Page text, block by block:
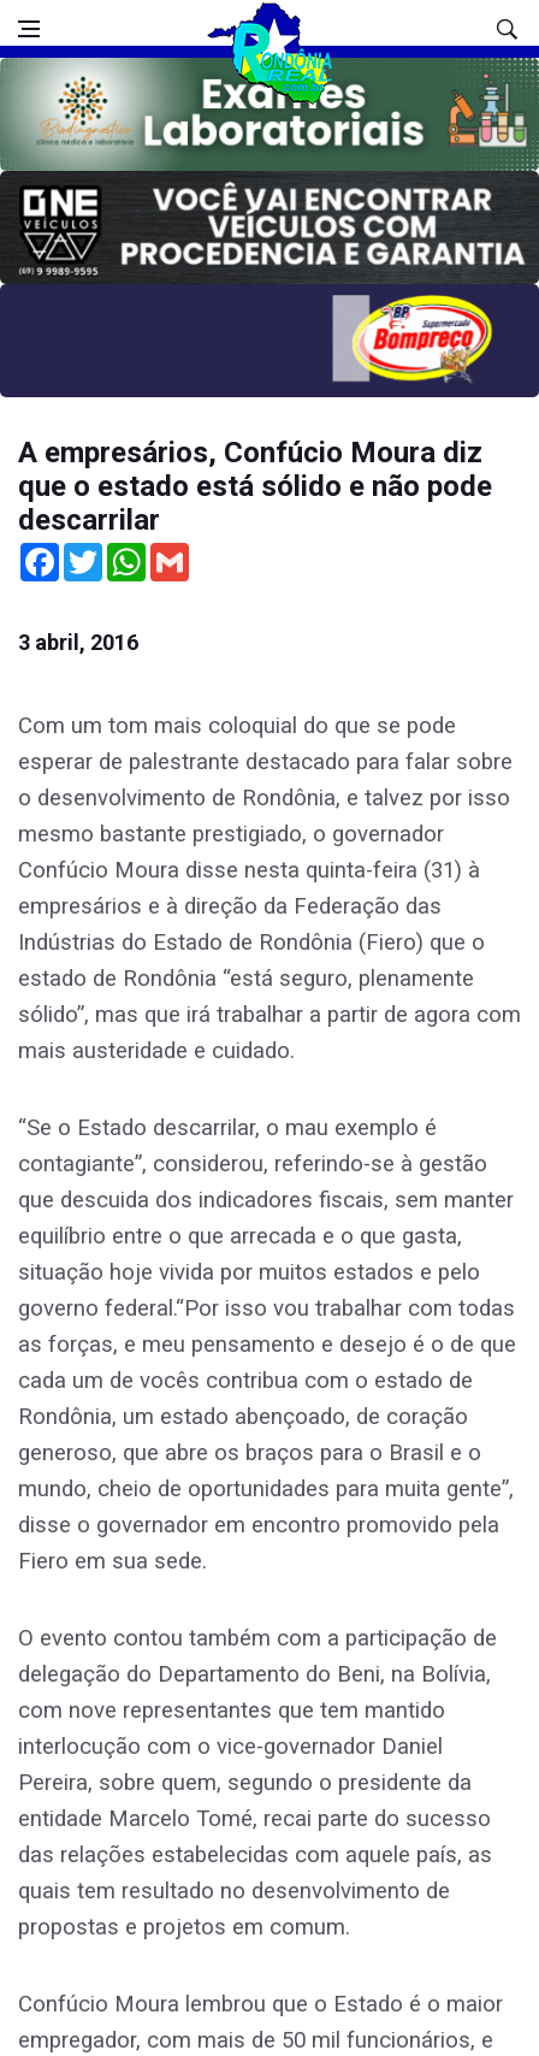
A empresários, Confúcio Moura diz
que o estado está sólido e não pode
descarrilar
Facebook
TwitterWhatsApp
3 abril, 2016
Com um tom mais coloquial do que se pode
esperar de palestrante destacado para falar sobre
o desenvolvimento de Rondônia, e talvez por isso
mesmo bastante prestigiado, o governador
Confúcio Moura disse nesta quinta-feira (31) à
empresários e à direção da Federação das
Indústrias do Estado de Rondônia (Fiero) que o
estado de Rondônia “está seguro, plenamente
sólido”, mas que irá trabalhar a partir de agora com
mais austeridade e cuidado.
“Se o Estado descarrilar, o mau exemplo é
contagiante”, considerou, referindo-se à gestão
que descuida dos indicadores fiscais, sem manter
equilíbrio entre o que arrecada e o que gasta,
situação hoje vivida por muitos estados e pelo
governo federal.“Por isso vou trabalhar com todas
as forças, e meu pensamento e desejo é o de que
cada um de vocês contribua com o estado de
Rondônia, um estado abençoado, de coração
generoso, que abre os braços para o Brasil e o
mundo, cheio de oportunidades para muita gente”,
disse o governador em encontro promovido pela
Fiero em sua sede.
O evento contou também com a participação de
delegação do Departamento do Beni, na Bolívia,
com nove representantes que tem mantido
interlocução com o vice-governador Daniel
Pereira, sobre quem, segundo o presidente da
entidade Marcelo Tomé, recai parte do sucesso
das relações estabelecidas com aquele país, as
quais tem resultado no desenvolvimento de
propostas e projetos em comum.
Confúcio Moura lembrou que o Estado é o maior
empregador, com mais de 50 mil funcionários, e